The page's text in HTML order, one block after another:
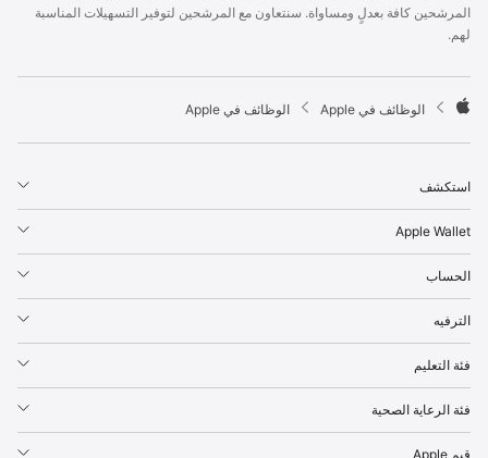
e
F
o
t
r
المرشحين كافة بعدلٍ ومساواة. سنتعاون مع المرشحين لتوفير التسهيلات المناسبة
لهم.

p
l
e
الوظائف في Apple الوظائف في Apple
استكشف
Apple Wallet
الحساب
الترفيه
فئة التعليم
فئة الرعاية الصحية
قيم Apple